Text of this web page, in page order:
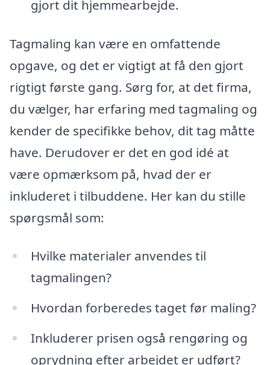
gjort dit hjemmearbejde.
Tagmaling kan være en omfattende
opgave, og det er vigtigt at få den gjort
rigtigt første gang. Sørg for, at det firma,
du vælger, har erfaring med tagmaling og
kender de specifikke behov, dit tag måtte
have. Derudover er det en god idé at
være opmærksom på, hvad der er
inkluderet i tilbuddene. Her kan du stille
spørgsmål som:
Hvilke materialer anvendes til
tagmalingen?
Hvordan forberedes taget før maling?
Inkluderer prisen også rengøring og
oprydning efter arbejdet er udført?